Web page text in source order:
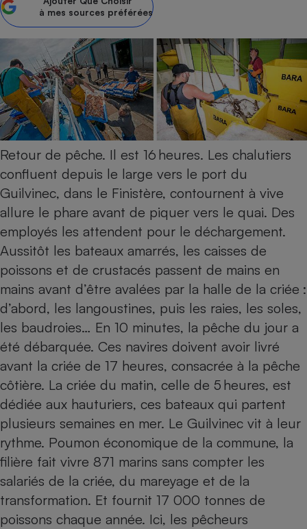
à mes sources préférées
Retour de pêche. Il est 16 heures. Les chalutiers
confluent depuis le large vers le port du
Guilvinec, dans le Finistère, contournent à vive
allure le phare avant de piquer vers le quai. Des
employés les attendent pour le déchargement.
Aussitôt les bateaux amarrés, les caisses de
poissons et de crustacés passent de mains en
mains avant d’être avalées par la halle de la criée :
d’abord, les langoustines, puis les raies, les soles,
les baudroies… En 10 minutes, la pêche du jour a
été débarquée. Ces navires doivent avoir livré
avant la criée de 17 heures, consacrée à la pêche
côtière. La criée du matin, celle de 5 heures, est
dédiée aux hauturiers, ces bateaux qui partent
plusieurs semaines en mer. Le Guilvinec vit à leur
rythme. Poumon économique de la commune, la
filière fait vivre 871 marins sans compter les
salariés de la criée, du mareyage et de la
transformation. Et fournit 17 000 tonnes de
poissons chaque année. Ici, les pêcheurs
alimentaire
bouteille
Assurance emprunteur
Banque
Lave-linge
Plaque de cuisson à
induction
Climatiseur -
Ventilateur
Téléviseur
Téléphone mobile -
Smartphone
Antivirus
Matelas
Radiateur électrique
Climatiseur -
Ventilateur
Mutuelle
Antimoustique